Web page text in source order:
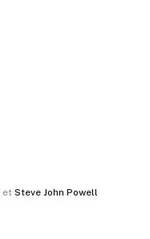
et Steve John Powell